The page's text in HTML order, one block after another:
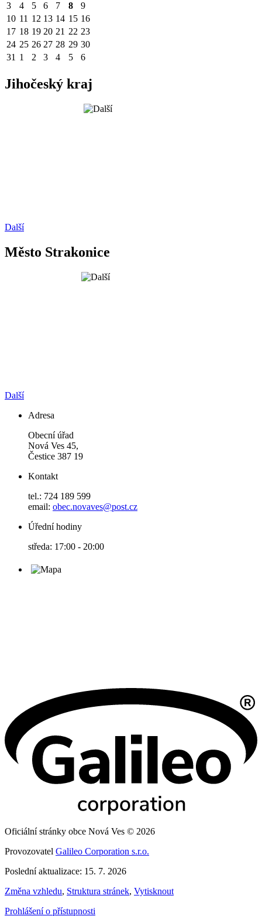
3
4 5 6 7 8
9
10 11 12 13 14 15 16
17 18 19 20 21 22 23
24 25 26 27 28 29 30
31 1 2 3 4 5 6
Jihočeský kraj
Další
Město Strakonice
Další
Adresa
Obecní úřad
Nová Ves 45,
Čestice 387 19
Kontakt
tel.: 724 189 599
email: obec.novaves@post.cz
Úřední hodiny
středa: 17:00 - 20:00
Oficiální stránky obce Nová Ves © 2026
Provozovatel Galileo Corporation s.r.o.
Poslední aktualizace: 15. 7. 2026
Změna vzhledu, Struktura stránek, Vytisknout
Prohlášení o přístupnosti